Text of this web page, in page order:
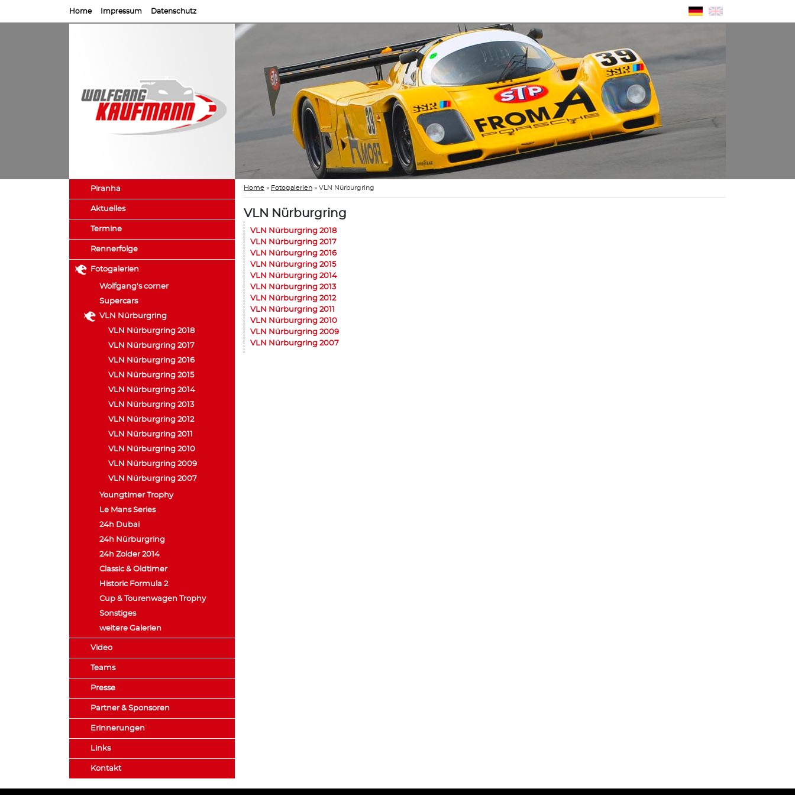
Home Impressum Datenschutz
Piranha
Aktuelles
Termine
Rennerfolge
Fotogalerien
Wolfgang's corner
Supercars
VLN Nürburgring
VLN Nürburgring 2018
VLN Nürburgring 2017
VLN Nürburgring 2016
VLN Nürburgring 2015
VLN Nürburgring 2014
VLN Nürburgring 2013
VLN Nürburgring 2012
VLN Nürburgring 2011
VLN Nürburgring 2010
VLN Nürburgring 2009
VLN Nürburgring 2007
Youngtimer Trophy
Le Mans Series
24h Dubai
24h Nürburgring
24h Zolder 2014
Classic & Oldtimer
Historic Formula 2
Cup & Tourenwagen Trophy
Sonstiges
weitere Galerien
Video
Teams
Presse
Partner & Sponsoren
Erinnerungen
Links
Kontakt
Home » Fotogalerien » VLN Nürburgring
VLN Nürburgring
VLN Nürburgring 2018
VLN Nürburgring 2017
VLN Nürburgring 2016
VLN Nürburgring 2015
VLN Nürburgring 2014
VLN Nürburgring 2013
VLN Nürburgring 2012
VLN Nürburgring 2011
VLN Nürburgring 2010
VLN Nürburgring 2009
VLN Nürburgring 2007